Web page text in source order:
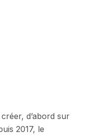
d’abord sur
2017, le